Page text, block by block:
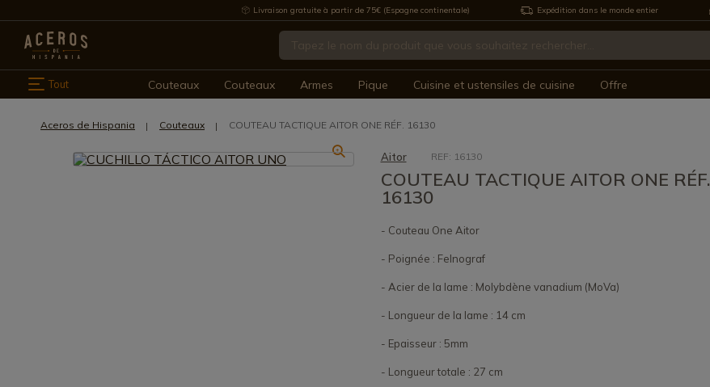
Livraison gratuite à partir de 75€ (Espagne continentale) Expédition dans le monde entier
Tout Couteaux Couteaux Armes Pique Cuisine et ustensiles de cuisine Offre
Aceros de Hispania Couteaux COUTEAU TACTIQUE AITOR ONE RÉF. 16130
Aitor REF: 16130
COUTEAU TACTIQUE AITOR ONE RÉF.
16130
- Couteau One Aitor
- Poignée : Felnograf
- Acier de la lame : Molybdène vanadium (MoVa)
- Longueur de la lame : 14 cm
- Epaisseur : 5mm
- Longueur totale : 27 cm